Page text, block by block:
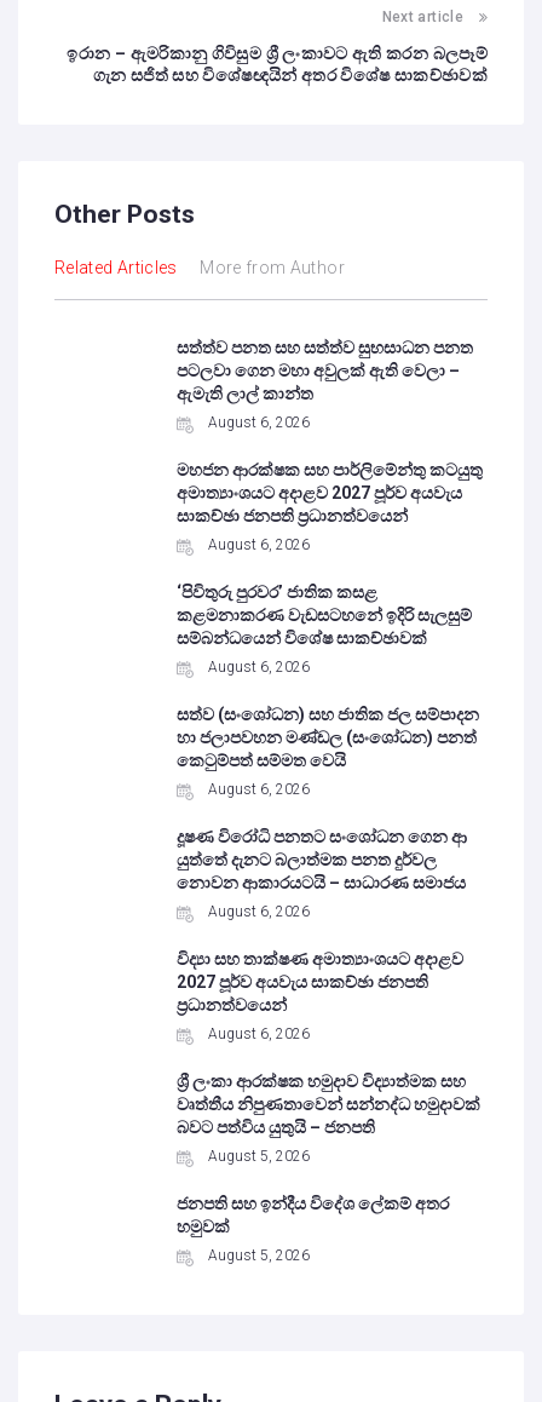
Next article
ඉරාන – ඇමරිකානු ගිවිසුම ශ්‍රී ලංකාවට ඇති කරන බලපෑම්
ගැන සජිත් සහ විශේෂඥයින් අතර විශේෂ සාකච්ඡාවක්
Other Posts
Related Articles More from Author
සත්ත්ව පනත සහ සත්ත්ව සුභසාධන පනත
පටලවා ගෙන මහා අවුලක් ඇති වෙලා –
ඇමැති ලාල් කාන්ත
August 6, 2026
මහජන ආරක්ෂක සහ පාර්ලිමේන්තු කටයුතු
අමාත්‍යාංශයට අදාළව 2027 පූර්ව අයවැය
සාකච්ඡා ජනපති ප්‍රධානත්වයෙන්
August 6, 2026
‘පිවිතුරු පුරවර’ ජාතික කසළ
කළමනාකරණ වැඩසටහනේ ඉදිරි සැලසුම්
සම්බන්ධයෙන් විශේෂ සාකච්ඡාවක්
August 6, 2026
සත්ව (සංශෝධන) සහ ජාතික ජල සම්පාදන
හා ජලාපවහන මණ්ඩල (සංශෝධන) පනත්
කෙටුම්පත් සම්මත වෙයි
August 6, 2026
දූෂණ විරෝධි පනතට සංශෝධන ගෙන ආ
යුත්තේ දැනට බලාත්මක පනත දුර්වල
නොවන ආකාරයටයි – සාධාරණ සමාජය
August 6, 2026
විද්‍යා සහ තාක්ෂණ අමාත්‍යාංශයට අදාළව
2027 පූර්ව අයවැය සාකච්ඡා ජනපති
ප්‍රධානත්වයෙන්
August 6, 2026
ශ්‍රී ලංකා ආරක්ෂක හමුදාව විද්‍යාත්මක සහ
වෘත්තීය නිපුණතාවෙන් සන්නද්ධ හමුදාවක්
බවට පත්විය යුතුයි – ජනපති
August 5, 2026
ජනපති සහ ඉන්දීය විදේශ ලේකම් අතර
හමුවක්
August 5, 2026